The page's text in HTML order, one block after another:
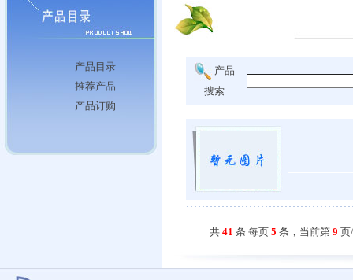
产品目录
推荐产品
产品订购
产品
搜索
共 41 条 每页 5 条，当前第 9